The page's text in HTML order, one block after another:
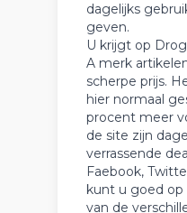
dagelijks
geven.
U krijgt op
A merk
scherpe prijs.
hier normaal
procent meer
de site zijn
verrassende
Faebook,
kunt u goed
van de